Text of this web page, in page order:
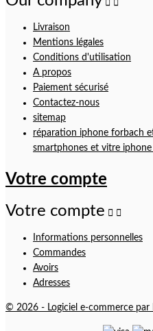
 
Livraison
Mentions légales
Conditions d'utilisation
A propos
Paiement sécurisé
Contactez-nous
sitemap
réparation iphone forbach
smartphones et vitre
Votre compte
Votre compte  
Informations personnelles
Commandes
Avoirs
Adresses
© 2026 - Logiciel e-commerce par